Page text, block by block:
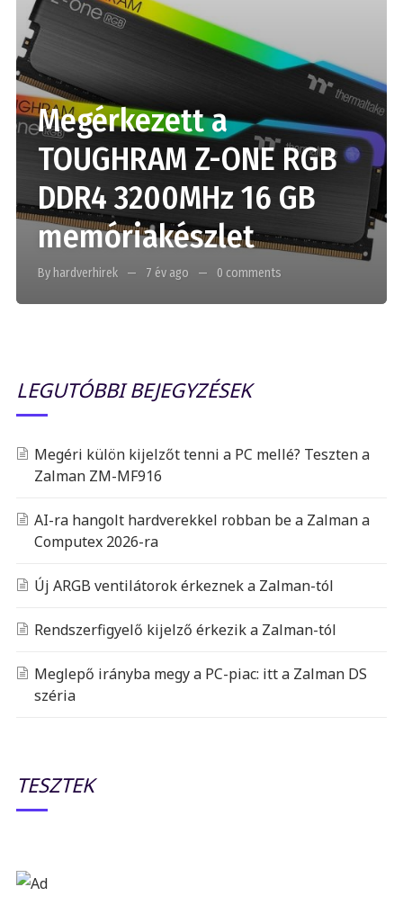
Megérkezett a
TOUGHRAM Z-ONE RGB
DDR4 3200MHz 16 GB
memóriakészlet
By hardverhirek 7 év ago 0 comments
LEGUTÓBBI BEJEGYZÉSEK
Megéri külön kijelzőt tenni a PC mellé? Teszten a
Zalman ZM-MF916
AI-ra hangolt hardverekkel robban be a Zalman a
Computex 2026-ra
Új ARGB ventilátorok érkeznek a Zalman-tól
Rendszerfigyelő kijelző érkezik a Zalman-tól
Meglepő irányba megy a PC-piac: itt a Zalman DS
széria
TESZTEK